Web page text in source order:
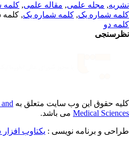
,مجله علمی, مقاله علمی, کلمه
شماره یک,کلمه شماره یک, کلمه
دو
حقوق این وب سایت متعلق بهand
Medicalمی باشد.
و برنامه نویسی : یکتاوب افزار